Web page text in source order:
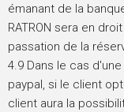
émanant de la
RATRON sera en
passation de la
4.9 Dans le cas
paypal, si le client
client aura la